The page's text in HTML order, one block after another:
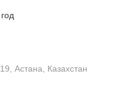
Астана, Казахстан